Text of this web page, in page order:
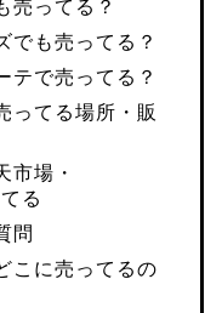
売ってる？
でも売ってる？
テで売ってる？
ってる場所・販
市場・
る
問
こに売ってるの